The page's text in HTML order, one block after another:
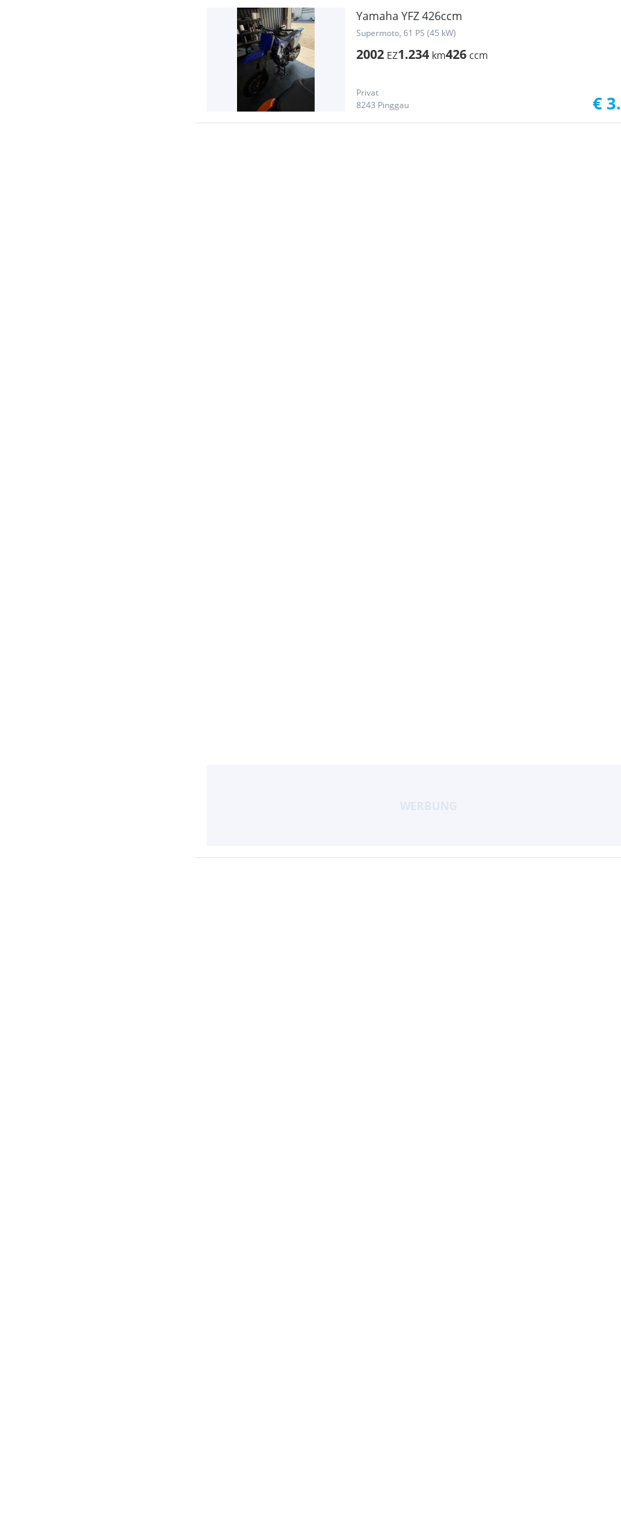
Yamaha YFZ 426ccm
Supermoto, 61 PS (45 kW)
2002 EZ1.234 km426 ccm
Privat
8243 Pinggau
€